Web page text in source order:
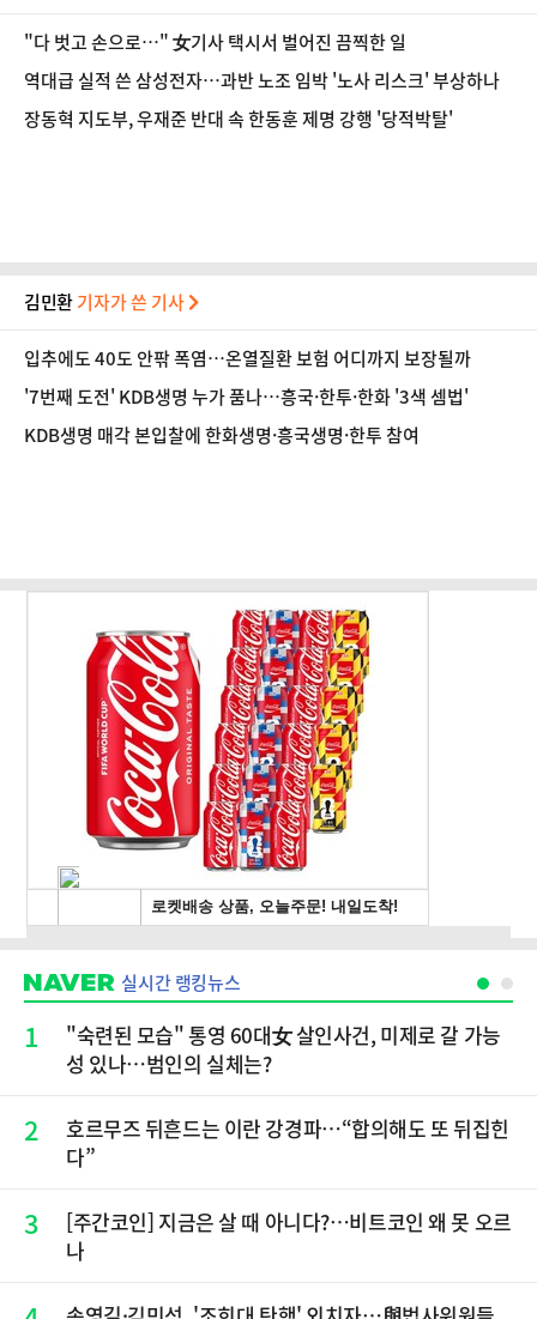
"다 벗고 손으로…" 女기사 택시서 벌어진 끔찍한 일
역대급 실적 쓴 삼성전자…과반 노조 임박 '노사 리스크' 부상하나
장동혁 지도부, 우재준 반대 속 한동훈 제명 강행 '당적박탈'
김민환기자가 쓴 기사
입추에도 40도 안팎 폭염…온열질환 보험 어디까지 보장될까
'7번째 도전' KDB생명 누가 품나…흥국·한투·한화 '3색 셈법'
KDB생명 매각 본입찰에 한화생명·흥국생명·한투 참여
실시간 랭킹뉴스
1
"숙련된 모습" 통영 60대女 살인사건, 미제로 갈 가능
성 있나…범인의 실체는?
2
호르무즈 뒤흔드는 이란 강경파…“합의해도 또 뒤집힌
다”
3
[주간코인] 지금은 살 때 아니다?…비트코인 왜 못 오르
나